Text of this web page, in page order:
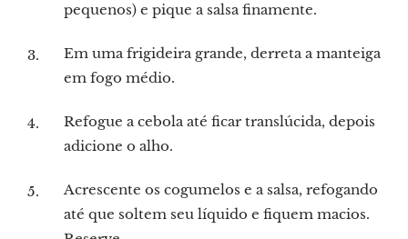
pequenos) e pique a salsa finamente.
Em uma frigideira grande, derreta a manteiga
em fogo médio.
Refogue a cebola até ficar translúcida, depois
adicione o alho.
Acrescente os cogumelos e a salsa, refogando
até que soltem seu líquido e fiquem macios.